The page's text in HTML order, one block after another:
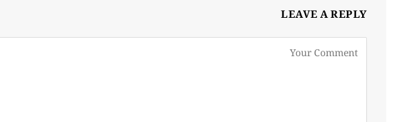
LEAVE A REPLY